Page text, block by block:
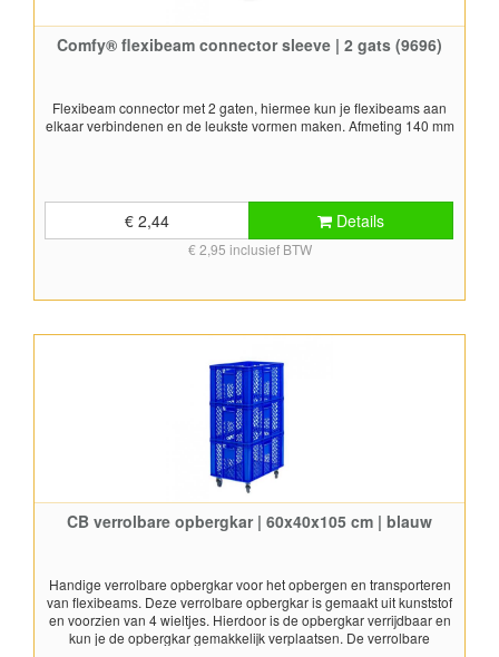
Comfy® flexibeam connector sleeve | 2 gats (9696)
Flexibeam connector met 2 gaten, hiermee kun je flexibeams aan
elkaar verbindenen en de leukste vormen maken. Afmeting 140 mm
€ 2,44 Details
€ 2,95 inclusief BTW
CB verrolbare opbergkar | 60x40x105 cm | blauw
Handige verrolbare opbergkar voor het opbergen en transporteren
van flexibeams. Deze verrolbare opbergkar is gemaakt uit kunststof
en voorzien van 4 wieltjes. Hierdoor is de opbergkar verrijdbaar en
kun je de opbergkar gemakkelijk verplaatsen. De verrolbare